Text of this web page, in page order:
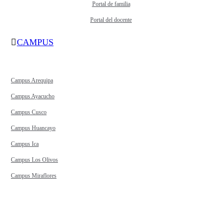
Portal de familia
Portal del docente
CAMPUS
Campus Arequipa
Campus Ayacucho
Campus Cusco
Campus Huancayo
Campus Ica
Campus Los Olivos
Campus Miraflores